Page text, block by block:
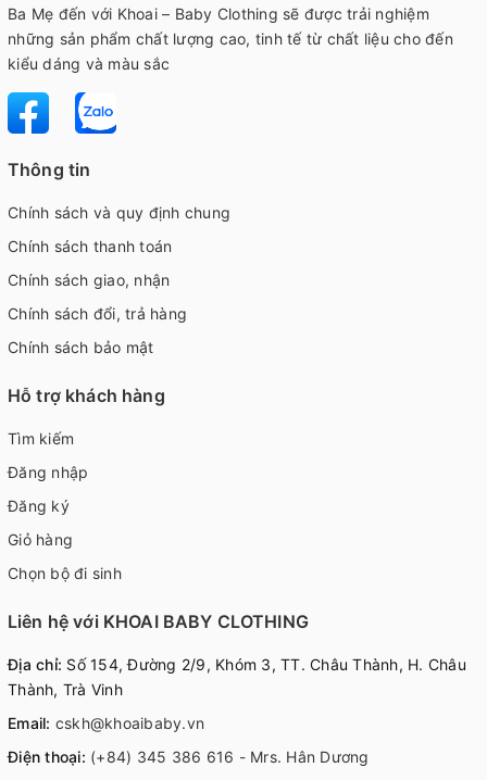
Ba Mẹ đến với Khoai – Baby Clothing sẽ được trải nghiệm
những sản phẩm chất lượng cao, tinh tế từ chất liệu cho đến
kiểu dáng và màu sắc
Thông tin
Chính sách và quy định chung
Chính sách thanh toán
Chính sách giao, nhận
Chính sách đổi, trả hàng
Chính sách bảo mật
Hỗ trợ khách hàng
Tìm kiếm
Đăng nhập
Đăng ký
Giỏ hàng
Chọn bộ đi sinh
Liên hệ với KHOAI BABY CLOTHING
Địa chỉ: Số 154, Đường 2/9, Khóm 3, TT. Châu Thành, H. Châu
Thành, Trà Vinh
Email: cskh@khoaibaby.vn
Điện thoại: (+84) 345 386 616 - Mrs. Hân Dương